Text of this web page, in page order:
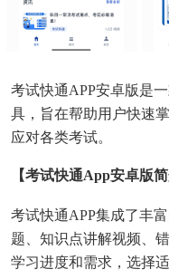
考试快通APP安卓版是
具，旨在帮助用户快速
应对各类考试。
【考试快通app安卓版简
考试快通APP集成了丰
题、知识点讲解视频、
学习进度和需求，选择